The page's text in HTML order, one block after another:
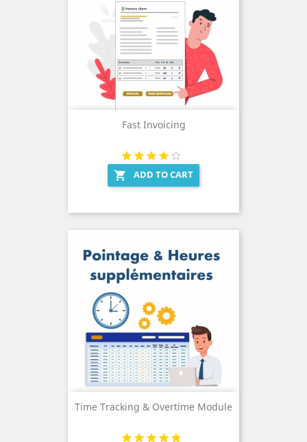
Fast Invoicing
 ADD TO CART
Time Tracking & Overtime Module